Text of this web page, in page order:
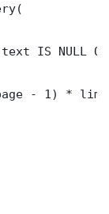
IS NULL
- 1) *